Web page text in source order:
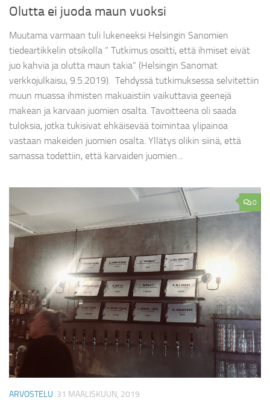
Olutta ei juoda maun vuoksi
Muutama varmaan tuli lukeneeksi Helsingin Sanomien
tiedeartikkelin otsikolla ” Tutkimus osoitti, että ihmiset eivät
juo kahvia ja olutta maun takia” (Helsingin Sanomat
verkkojulkaisu, 9.5.2019). Tehdyssä tutkimuksessa selvitettiin
muun muassa ihmisten makuaistiin vaikuttavia geenejä
makean ja karvaan juomien osalta. Tavoitteena oli saada
tuloksia, jotka tukisivat ehkäisevää toimintaa ylipainoa
vastaan makeiden juomien osalta. Yllätys olikin siinä, että
samassa todettiin, että karvaiden juomien...
0
ARVOSTELU 31 MAALISKUUN, 2019